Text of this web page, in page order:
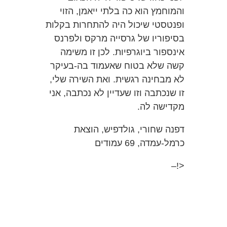
והמוחמץ הוא כה בלתי ייאמן, הזוי
ופנטסטי שיכול היה להתחרות בקלות
בסיפוריו של גרסייה מרקס ולפרנס
אינספור ביוגרפיות. לכן זו משימה
קשה שלא בטוח שאעמוד בה-בעיקר
לא מבחינה רגשית. ואת השירה שלי,
זו שנכתבה וזו שעדיין לא נכתבה, אני
מקדישה לה.
דפנה שחורי, גולדפיש, הוצאת
כרמל-עמדה, 69 עמודים
<!–